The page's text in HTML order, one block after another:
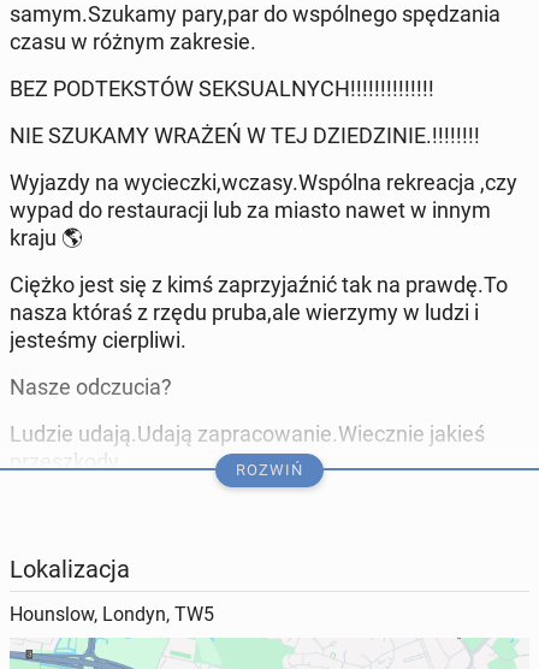
samym.Szukamy pary,par do wspólnego spędzania
czasu w różnym zakresie.
BEZ PODTEKSTÓW SEKSUALNYCH!!!!!!!!!!!!!!
NIE SZUKAMY WRAŻEŃ W TEJ DZIEDZINIE.!!!!!!!!
Wyjazdy na wycieczki,wczasy.Wspólna rekreacja ,czy
wypad do restauracji lub za miasto nawet w innym
kraju 🌎
Ciężko jest się z kimś zaprzyjaźnić tak na prawdę.To
nasza któraś z rzędu pruba,ale wierzymy w ludzi i
jesteśmy cierpliwi.
Nasze odczucia?
Ludzie udają.Udają zapracowanie.Wiecznie jakieś
Akceptujemy się z naszymi wadami i zaletami.
Szukamy szczerych,wesołych nie ponuraków i
wiecznie ,,zapracowanych.''bardzo zajętych
ROZWIŃ
Lokalizacja
Hounslow, Londyn, TW5